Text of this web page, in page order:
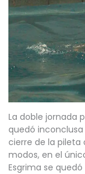
La doble jornada
quedó
cierre de la pileta
modos, en el
Esgrima se